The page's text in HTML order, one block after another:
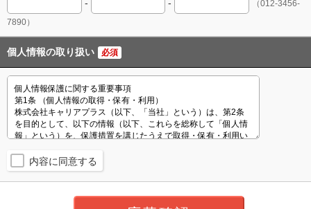
- -
（012-3456-
7890）
個人情報の取り扱い 必須
内容に同意する